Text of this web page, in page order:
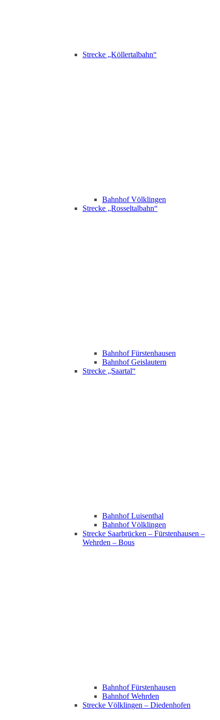
Strecke „Köllertalbahn“
Bahnhof Völklingen
Strecke „Rosseltalbahn“
Bahnhof Fürstenhausen
Bahnhof Geislautern
Strecke „Saartal“
Bahnhof Luisenthal
Bahnhof Völklingen
Strecke Saarbrücken – Fürstenhausen –
Wehrden – Bous
Bahnhof Fürstenhausen
Bahnhof Wehrden
Strecke Völklingen – Diedenhofen